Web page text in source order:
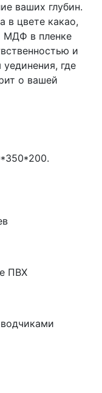
ваших глубин.
в цвете какао,
МДФ в пленке
и
где
о вашей
ПВХ